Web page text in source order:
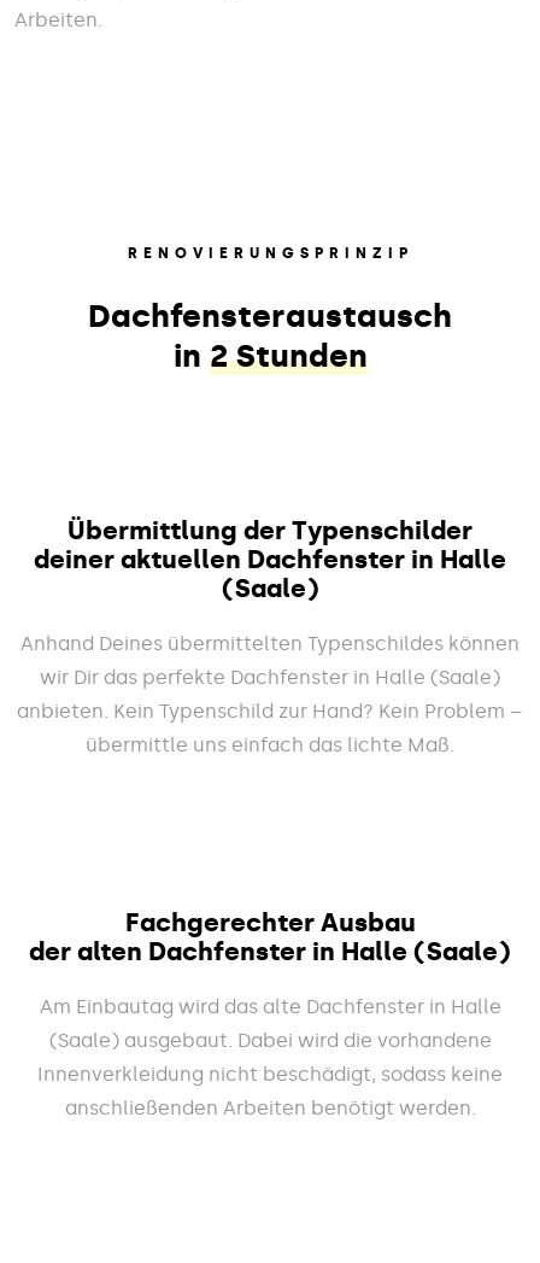
Arbeiten.
RENOVIERUNGSPRINZIP
Dachfensteraustausch
in 2 Stunden
Übermittlung der Typenschilder
deiner aktuellen Dachfenster in Halle
(Saale)
Anhand Deines übermittelten Typenschildes können
wir Dir das perfekte Dachfenster in Halle (Saale)
anbieten. Kein Typenschild zur Hand? Kein Problem –
übermittle uns einfach das lichte Maß.
Fachgerechter Ausbau
der alten Dachfenster in Halle (Saale)
Am Einbautag wird das alte Dachfenster in Halle
(Saale) ausgebaut. Dabei wird die vorhandene
Innenverkleidung nicht beschädigt, sodass keine
anschließenden Arbeiten benötigt werden.